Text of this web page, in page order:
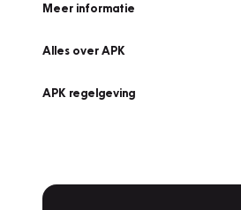
Meer informatie
Alles over APK
APK regelgeving